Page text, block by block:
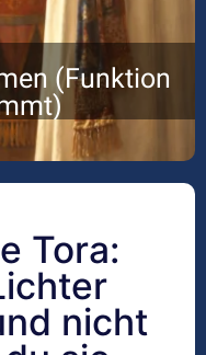
(Funktion
Tora:
nicht